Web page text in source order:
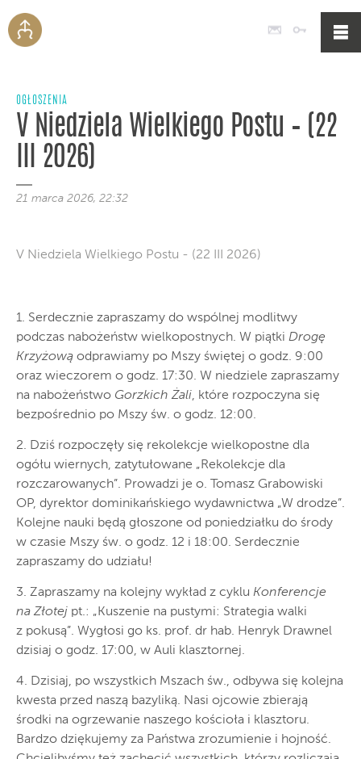
Poczta
OGŁOSZENIA
V Niedziela Wielkiego Postu – (22
III 2026)
21 marca 2026, 22:32
V Niedziela Wielkiego Postu - (22 III 2026)
1. Serdecznie zapraszamy do wspólnej modlitwy
podczas nabożeństw wielkopostnych. W piątki Drogę
Krzyżową odprawiamy po Mszy świętej o godz. 9:00
oraz wieczorem o godz. 17:30. W niedziele zapraszamy
na nabożeństwo Gorzkich Żali, które rozpoczyna się
bezpośrednio po Mszy św. o godz. 12:00.
2. Dziś rozpoczęły się rekolekcje wielkopostne dla
ogółu wiernych, zatytułowane „Rekolekcje dla
rozczarowanych”. Prowadzi je o. Tomasz Grabowiski
OP, dyrektor dominikańskiego wydawnictwa „W drodze”.
Kolejne nauki będą głoszone od poniedziałku do środy
w czasie Mszy św. o godz. 12 i 18:00. Serdecznie
zapraszamy do udziału!
3. Zapraszamy na kolejny wykład z cyklu Konferencje
na Złotej pt.: „Kuszenie na pustymi: Strategia walki
z pokusą”. Wygłosi go ks. prof. dr hab. Henryk Drawnel
dzisiaj o godz. 17:00, w Auli klasztornej.
4. Dzisiaj, po wszystkich Mszach św., odbywa się kolejna
kwesta przed naszą bazyliką. Nasi ojcowie zbierają
środki na ogrzewanie naszego kościoła i klasztoru.
Bardzo dziękujemy za Państwa zrozumienie i hojność.